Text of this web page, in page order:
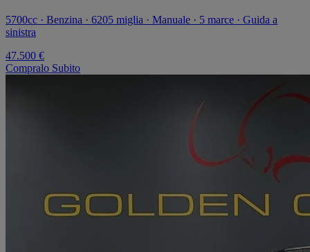
5700cc · Benzina · 6205 miglia · Manuale · 5 marce · Guida a
sinistra
47.500 €
Compralo Subito